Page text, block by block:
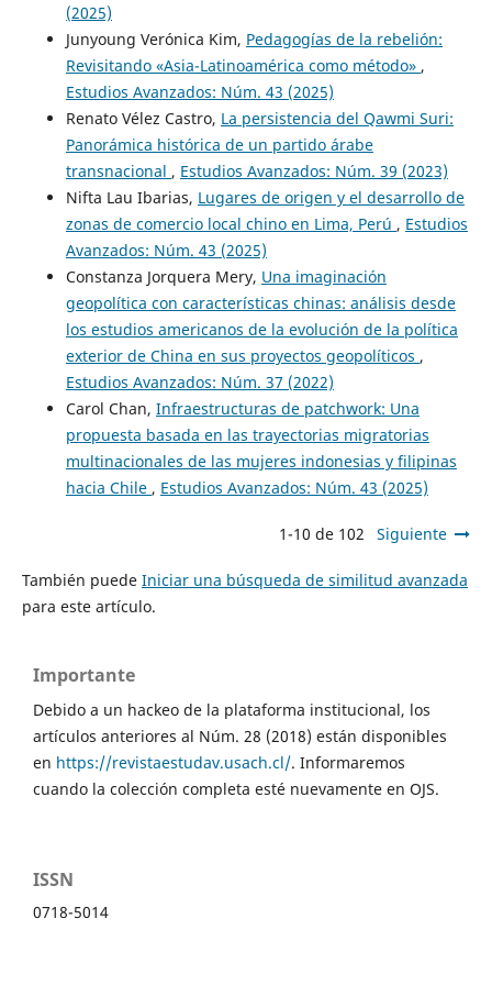
(2025)
Junyoung Verónica Kim, Pedagogías de la rebelión:
Revisitando «Asia-Latinoamérica como método» ,
Estudios Avanzados: Núm. 43 (2025)
Renato Vélez Castro, La persistencia del Qawmi Suri:
Panorámica histórica de un partido árabe
transnacional , Estudios Avanzados: Núm. 39 (2023)
Nifta Lau Ibarias, Lugares de origen y el desarrollo de
zonas de comercio local chino en Lima, Perú , Estudios
Avanzados: Núm. 43 (2025)
Constanza Jorquera Mery, Una imaginación
geopolítica con características chinas: análisis desde
los estudios americanos de la evolución de la política
exterior de China en sus proyectos geopolíticos ,
Estudios Avanzados: Núm. 37 (2022)
Carol Chan, Infraestructuras de patchwork: Una
propuesta basada en las trayectorias migratorias
multinacionales de las mujeres indonesias y filipinas
hacia Chile , Estudios Avanzados: Núm. 43 (2025)
1-10 de 102 Siguiente
También puede Iniciar una búsqueda de similitud avanzada
para este artículo.
Importante
Debido a un hackeo de la plataforma institucional, los
artículos anteriores al Núm. 28 (2018) están disponibles
en https://revistaestudav.usach.cl/. Informaremos
cuando la colección completa esté nuevamente en OJS.
ISSN
0718-5014